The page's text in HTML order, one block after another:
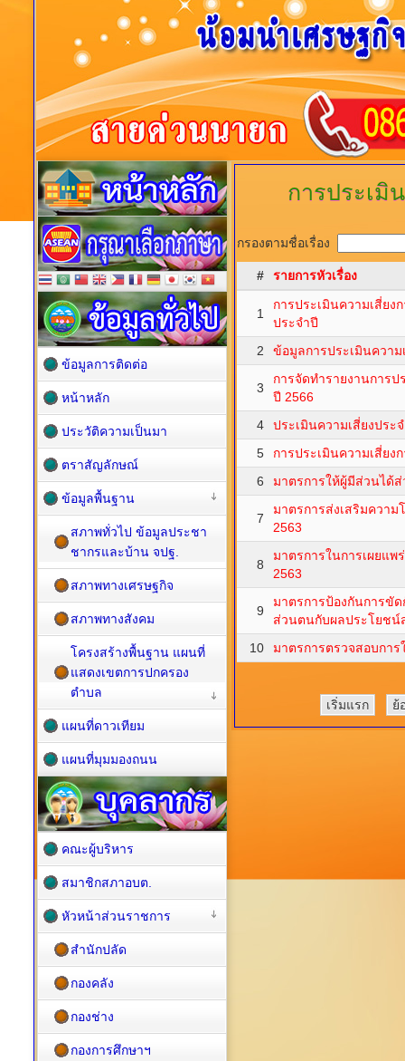
การประเมิ
กรองตามชื่อเรื่อง
# รายการหัวเรื่อง
1
การประเมินความเสี่ย
ประจำปี
2
ข้อมูลการประเมินความ
3
การจัดทำรายงานการป
ปี 2566
4
ประเมินความเสี่ยงประ
5
การประเมินความเสี่ยง
6
มาตรการให้ผู้มีส่วนได้
7
มาตรการส่งเสริมความ
2563
8
มาตรการในการเผยแ
2563
9
มาตรการป้องกันการขั
ส่วนตนกับผลประโยชน์
10
มาตรการตรวจสอบกา
เริ่มแรก ย้
ข้อมูลการติดต่อ
หน้าหลัก
ประวัติความเป็นมา
ตราสัญลักษณ์
ข้อมูลพื้นฐาน
สภาพทั่วไป ข้อมูลประชา
ชากรและบ้าน จปฐ.
สภาพทางเศรษฐกิจ
สภาพทางสังคม
โครงสร้างพื้นฐาน แผนที่
แสดงเขตการปกครอง
ตำบล
แผนที่ดาวเทียม
แผนที่มุมมองถนน
คณะผู้บริหาร
สมาชิกสภาอบต.
หัวหน้าส่วนราชการ
สำนักปลัด
กองคลัง
กองช่าง
กองการศึกษาฯ